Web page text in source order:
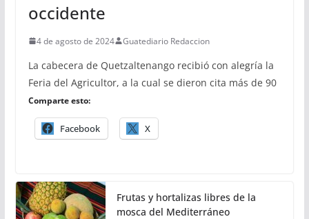
occidente
4 de agosto de 2024 Guatediario Redaccion
La cabecera de Quetzaltenango recibió con alegría la
Feria del Agricultor, a la cual se dieron cita más de 90
Comparte esto:
Facebook X
Frutas y hortalizas libres de la
mosca del Mediterráneo